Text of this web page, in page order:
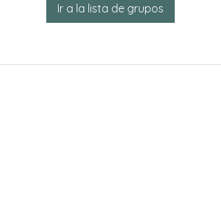
Ir a la lista de grupos